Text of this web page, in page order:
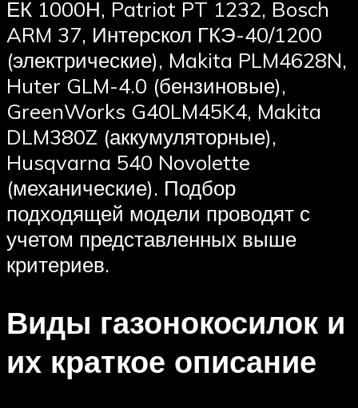
ЕК 1000Н, Patriot PT 1232, Bosch
ARM 37, Интерскол ГКЭ-40/1200
(электрические), Makita PLM4628N,
Huter GLM-4.0 (бензиновые),
GreenWorks G40LM45K4, Makita
DLM380Z (аккумуляторные),
Husqvarna 540 Novolette
(механические). Подбор
подходящей модели проводят с
учетом представленных выше
критериев.
Виды газонокосилок и
их краткое описание